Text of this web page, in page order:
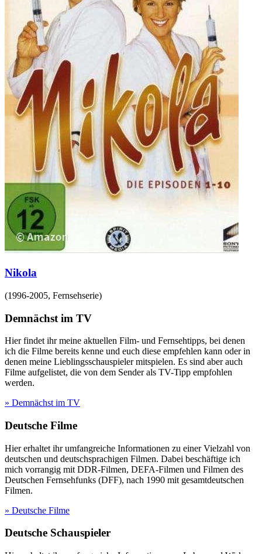
Nikola
(1996-2005, Fernsehserie)
Demnächst im TV
Hier findet ihr meine aktuellen Film- und Fernsehtipps, bei denen
ich die Filme bereits kenne und euch diese empfehlen kann oder in
denen meine Lieblingsschauspieler mitspielen. Es sind aber auch
Filme aufgelistet, die von dem Sender als TV-Tipp empfohlen
werden.
» Demnächst im TV
Deutsche Filme
Hier erhaltet ihr umfangreiche Informationen zu einer Vielzahl von
deutschen und deutschsprachigen Filmen. Dabei beschäftige ich
mich vorrangig mit DDR-Filmen, DEFA-Filmen und Filmen des
Deutschen Fernsehfunks (DFF), nach 1990 mit gesamtdeutschen
Filmen.
» Deutsche Filme
Deutsche Schauspieler